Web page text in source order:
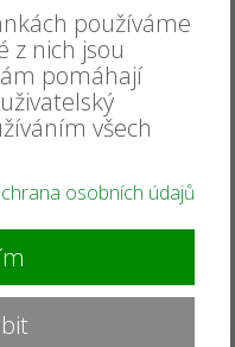
používáme
z nich jsou
pomáhají
všech
osobních údajů